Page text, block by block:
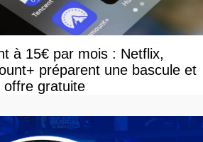
à 15€ par mois : Netflix,
préparent une bascule et
offre gratuite